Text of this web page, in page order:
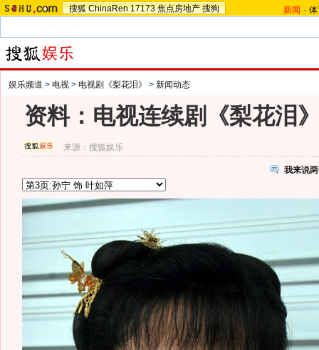
搜狐 ChinaRen 17173 焦点房地产 搜狗 新闻 -
娱乐频道 > 电视 > 电视剧《梨花泪》 > 新闻动态
资料：电视连续剧《梨花泪
来源：搜狐娱乐
我来说